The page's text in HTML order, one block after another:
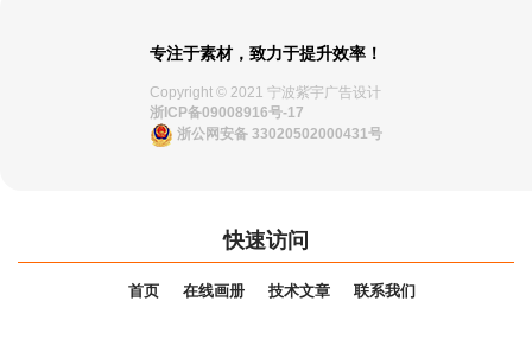
专注于素材，致力于提升效率！
Copyright © 2021 宁波紫宇广告设计
浙ICP备09008916号-17
浙公网安备 33020502000431号
快速访问
首页 在线画册 技术文章 联系我们